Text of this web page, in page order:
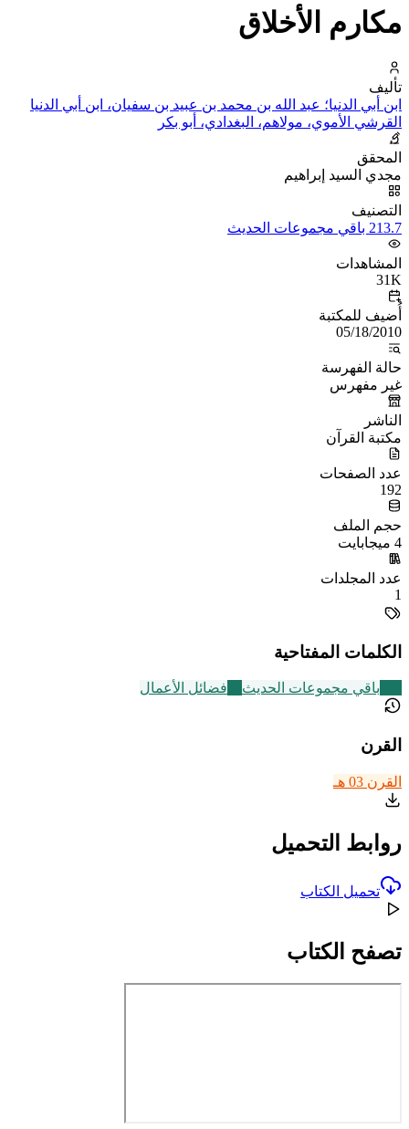
مكارم الأخلاق
تأليف
ابن أبي الدنيا؛ عبد الله بن محمد بن عبيد بن سفيان، ابن أبي الدنيا
القرشي الأموي، مولاهم، البغدادي، أبو بكر
المحقق
مجدي السيد إبراهيم
التصنيف
213.7 باقي مجموعات الحديث
المشاهدات
31K
أُضيف للمكتبة
05/18/2010
حالة الفهرسة
غير مفهرس
الناشر
مكتبة القرآن
عدد الصفحات
192
حجم الملف
4 ميجابايت
عدد المجلدات
1
الكلمات المفتاحية
باقي مجموعات الحديث فضائل الأعمال
القرن
القرن 03 هـ
روابط التحميل
تحميل الكتاب
تصفح الكتاب